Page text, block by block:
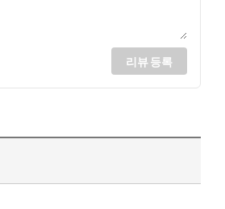
리뷰 등록